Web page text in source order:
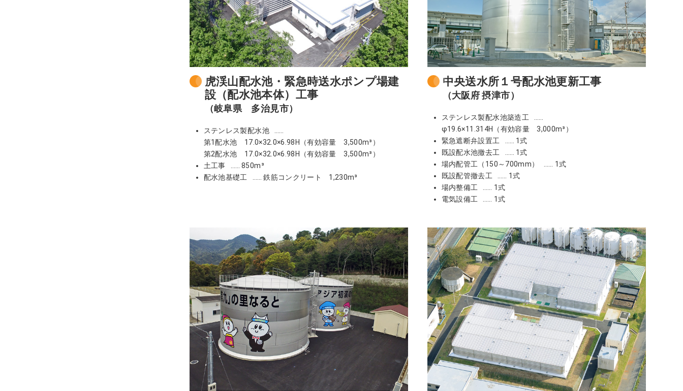
虎渓山配水池・緊急時送水ポンプ場建
設（配水池本体）工事
（岐阜県 多治見市）
ステンレス製配水池
第1配水池 17.0×32.0×6.98H（有効容量 3,500m³）
第2配水池 17.0×32.0×6.98H（有効容量 3,500m³）
土工事
850m³
配水池基礎工
鉄筋コンクリート 1,230m³
中央送水所１号配水池更新工事
（大阪府 摂津市）
ステンレス製配水池築造工
φ19.6×11.314H（有効容量 3,000m³）
緊急遮断弁設置工
1式
既設配水池撤去工
1式
場内配管工（150～700mm）
1式
既設配管撤去工
1式
場内整備工
1式
電気設備工
1式